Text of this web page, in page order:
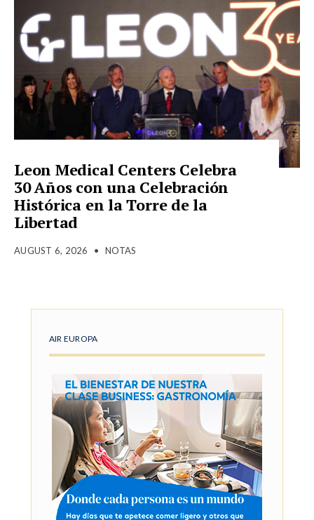
Leon Medical Centers Celebra
30 Años con una Celebración
Histórica en la Torre de la
Libertad
AUGUST 6, 2026 • NOTAS
AIR EUROPA